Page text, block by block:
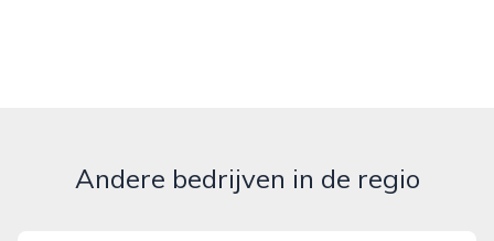
Andere bedrijven in de regio